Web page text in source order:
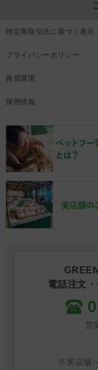
特定商取引法に基づく表示
プライバシーポリシー
推奨環境
採用情報
電話注文
営
※実店舗